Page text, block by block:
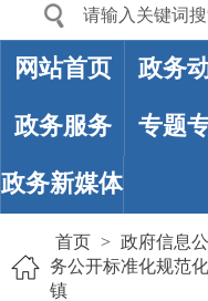
网站首页 政务
政务服务 专题
政务新媒体
首页 > 政府信息
务公开标准化规范化
镇